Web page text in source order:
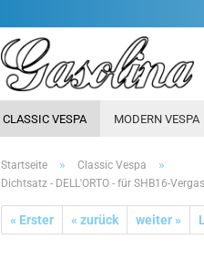
CLASSIC VESPA MODERN VESPA
Startseite » Classic Vespa »
Dichtsatz - DELL'ORTO - für SHB16-
« Erster « zurück weiter »